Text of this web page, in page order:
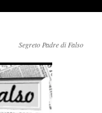
Segreto Padre di Falso